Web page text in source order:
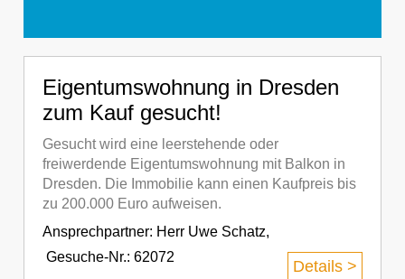
Eigentumswohnung in Dresden
zum Kauf gesucht!
Gesucht wird eine leerstehende oder
freiwerdende Eigentumswohnung mit Balkon in
Dresden. Die Immobilie kann einen Kaufpreis bis
zu 200.000 Euro aufweisen.
Ansprechpartner: Herr Uwe Schatz,
Gesuche-Nr.: 62072
Details >